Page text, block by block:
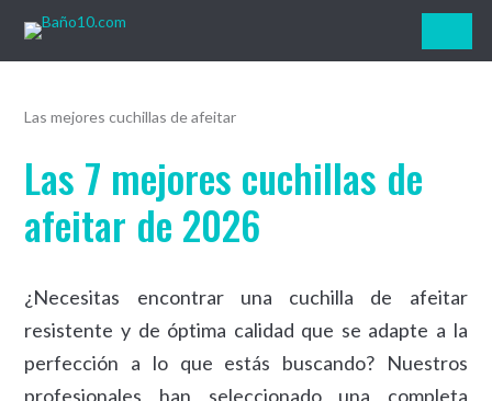
Baño10.com
Las mejores cuchillas de afeitar
Las 7 mejores cuchillas de
afeitar de 2026
¿Necesitas encontrar una cuchilla de afeitar
resistente y de óptima calidad que se adapte a la
perfección a lo que estás buscando? Nuestros
profesionales han seleccionado una completa